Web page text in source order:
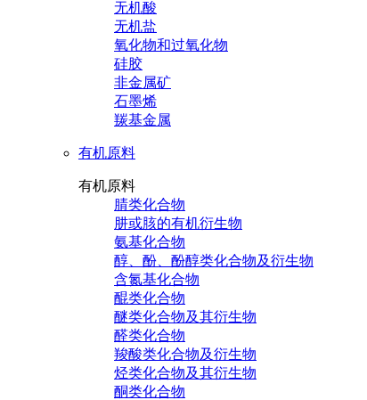
无机酸
无机盐
氧化物和过氧化物
硅胶
非金属矿
石墨烯
羰基金属
有机原料
有机原料
腈类化合物
肼或胲的有机衍生物
氨基化合物
醇、酚、酚醇类化合物及衍生物
含氮基化合物
醌类化合物
醚类化合物及其衍生物
醛类化合物
羧酸类化合物及衍生物
烃类化合物及其衍生物
酮类化合物